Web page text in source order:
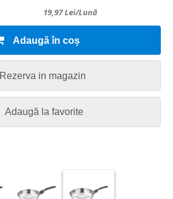
19,97Lei/lună
Adaugă în coș
Rezerva in magazin
Adaugă la favorite